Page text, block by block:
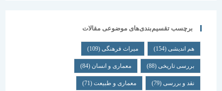
برچسب تقسیم‌بندی‌های موضوعی مقالات
هم اندیشی (154) میراث فرهنگی (109)
بررسی تاریخی (88) معماری و انسان (84)
نقد و بررسی (79) معماری و طبیعت (71)